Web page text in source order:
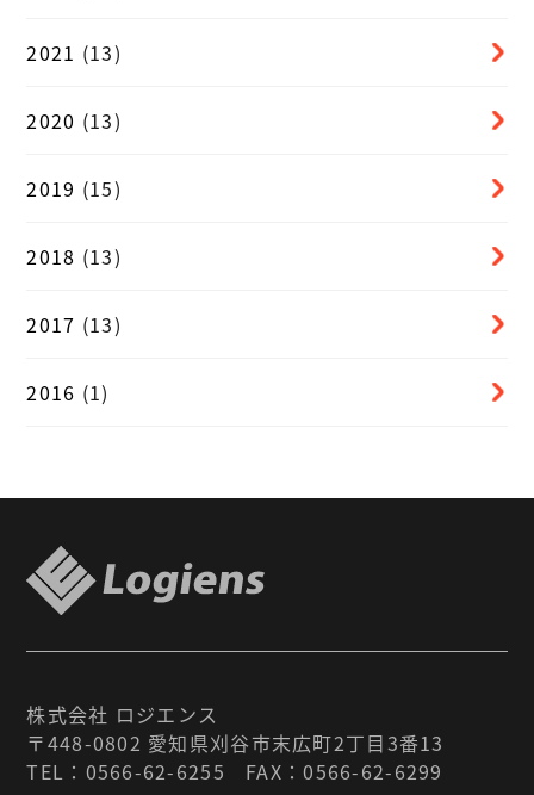
2021 (13)
2020 (13)
2019 (15)
2018 (13)
2017 (13)
2016 (1)
株式会社 ロジエンス
〒448-0802 愛知県刈谷市末広町2丁目3番13
TEL： 0566-62-6255 FAX：0566-62-6299